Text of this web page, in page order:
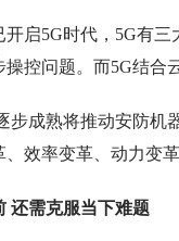
开启5G时代，5G有
控问题。而5G结合
步成熟将推动安防机
效率变革、动力变革
还需克服当下难题